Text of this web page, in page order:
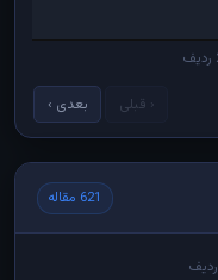
‹ قبلی بعدی ›
621 مقاله
ردیف